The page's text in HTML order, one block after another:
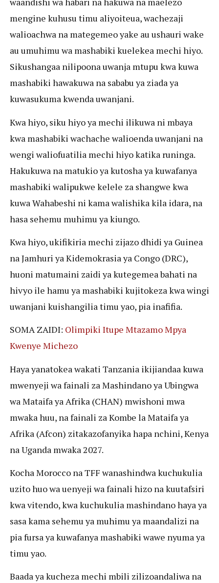
mengine kuhusu timu aliyoiteua, wachezaji
walioachwa na mategemeo yake au ushauri wake
au umuhimu wa mashabiki kuelekea mechi hiyo.
Sikushangaa nilipoona uwanja mtupu kwa kuwa
mashabiki hawakuwa na sababu ya ziada ya
kuwasukuma kwenda uwanjani.
Kwa hiyo, siku hiyo ya mechi ilikuwa ni mbaya
kwa mashabiki wachache walioenda uwanjani na
wengi waliofuatilia mechi hiyo katika runinga.
Hakukuwa na matukio ya kutosha ya kuwafanya
mashabiki walipukwe kelele za shangwe kwa
kuwa Wahabeshi ni kama walishika kila idara, na
hasa sehemu muhimu ya kiungo.
Kwa hiyo, ukifikiria mechi zijazo dhidi ya Guinea
na Jamhuri ya Kidemokrasia ya Congo (DRC),
huoni matumaini zaidi ya kutegemea bahati na
hivyo ile hamu ya mashabiki kujitokeza kwa wingi
uwanjani kuishangilia timu yao, pia inafifia.
SOMA ZAIDI: Olimpiki Itupe Mtazamo Mpya
Kwenye Michezo
Haya yanatokea wakati Tanzania ikijiandaa kuwa
mwenyeji wa fainali za Mashindano ya Ubingwa
wa Mataifa ya Afrika (CHAN) mwishoni mwa
mwaka huu, na fainali za Kombe la Mataifa ya
Afrika (Afcon) zitakazofanyika hapa nchini, Kenya
na Uganda mwaka 2027.
Kocha Morocco na TFF wanashindwa kuchukulia
uzito huo wa uenyeji wa fainali hizo na kuutafsiri
kwa vitendo, kwa kuchukulia mashindano haya ya
sasa kama sehemu ya muhimu ya maandalizi na
pia fursa ya kuwafanya mashabiki wawe nyuma ya
timu yao.
Baada ya kucheza mechi mbili zilizoandaliwa na